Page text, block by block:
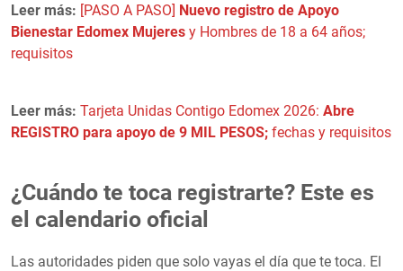
Leer más: [PASO A PASO] Nuevo registro de Apoyo
Bienestar Edomex Mujeres y Hombres de 18 a 64 años;
requisitos
Leer más: Tarjeta Unidas Contigo Edomex 2026: Abre
REGISTRO para apoyo de 9 MIL PESOS; fechas y requisitos
¿Cuándo te toca registrarte? Este es
el calendario oficial
Las autoridades piden que solo vayas el día que te toca. El